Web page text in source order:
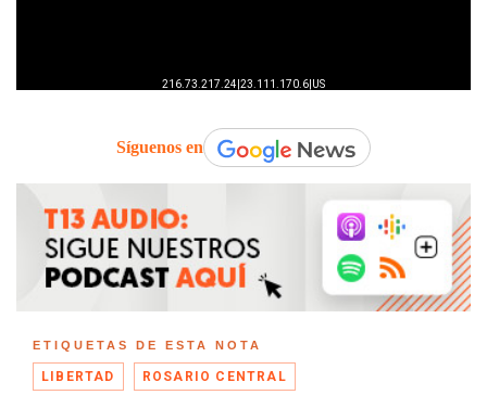
Síguenos en
ETIQUETAS DE ESTA NOTA
LIBERTAD ROSARIO CENTRAL